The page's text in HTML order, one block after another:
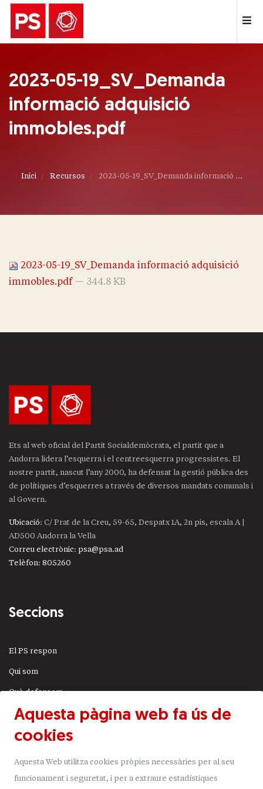
2023-05-19_SV_Demanda
informació adquisició
immobles.pdf
Inici Recursos 2023-05-19_SV_Demanda informació ...
2023-05-19_SV_Demanda informació adquisició
immobles.pdf — 344.8 KB
Ets al web oficial del Partit Socialdemòcrata, el partit que a
Andorra lidera l’esquerra i el centreesquerra progressistes. El
nostre partit, nascut l’any 2000, ha defensat la gestió pública des
de polítiques d’esquerres a través de diversos mandats comunals i
al Govern.
Ubicació: C/ Prat de la Creu, 59-65, Despatx 1A, 2n pis, escala A |
AD500 Andorra la Vella
Correu electrònic: psa@psa.ad
Telèfon: 805260
Seccions
El PS respon
Qui som
Què defensem
Actualitat
JSA
Uneix-t'hi
Aquesta pàgina web fa ús de
cookies
Aquesta Web utilitza cookies pròpies necessàries per al seu
funcionament i seguretat, i per a extraure estadístiques